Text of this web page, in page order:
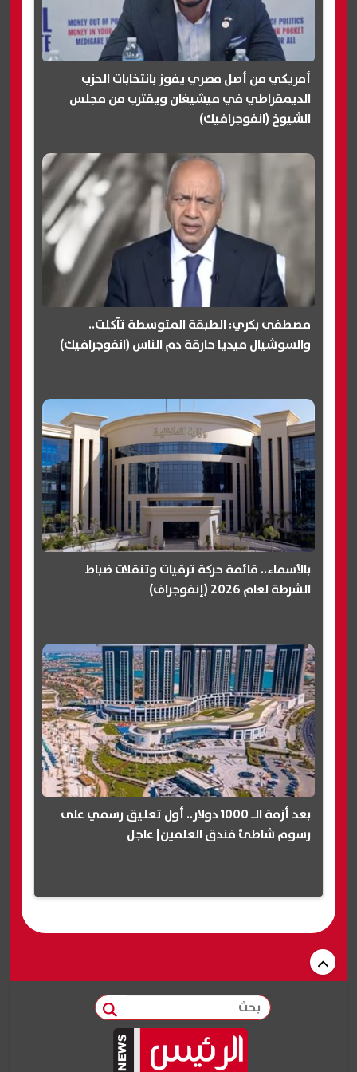
أمريكي من أصل مصري يفوز بانتخابات الحزب
الديمقراطي في ميشيغان ويقترب من مجلس
الشيوخ (انفوجرافيك)
مصطفى بكري: الطبقة المتوسطة تآكلت..
والسوشيال ميديا حارقة دم الناس (انفوجرافيك)
بالأسماء.. قائمة حركة ترقيات وتنقلات ضباط
الشرطة لعام 2026 (إنفوجراف)
بعد أزمة الـ 1000 دولار.. أول تعليق رسمي على
رسوم شاطئ فندق العلمين| عاجل
بحث